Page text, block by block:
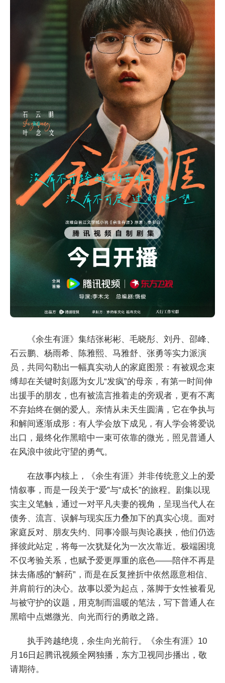
《余生有涯》集结张彬彬、毛晓彤、刘丹、邵峰、
石云鹏、杨雨希、陈雅熙、马雅舒、张勇等实力派演
员，共同勾勒出一幅真实动人的家庭图景：有被观念束
缚却在关键时刻愿为女儿“发疯”的母亲，有第一时间伸
出援手的朋友，也有被流言推着走的旁观者，更有不离
不弃始终在侧的爱人。亲情从未天生圆满，它在争执与
和解间逐渐成形：有人学会放下成见，有人学会将爱说
出口，最终化作黑暗中一束可依靠的微光，照见普通人
在风浪中彼此守望的勇气。
在故事内核上，《余生有涯》并非传统意义上的爱
情叙事，而是一段关于“爱”与“成长”的旅程。剧集以现
实主义笔触，通过一对平凡夫妻的视角，呈现当代人在
债务、流言、误解与现实压力叠加下的真实心境。面对
家庭反对、朋友失约、同事冷眼与舆论裹挟，他们仍选
择彼此站定，将每一次犹疑化为一次次靠近。极端困境
不仅考验关系，也赋予爱更厚重的底色——陪伴不再是
抹去痛感的“解药”，而是在反复挫折中依然愿意相信、
并肩前行的决心。故事以爱为起点，落脚于女性被看见
与被守护的议题，用克制而温暖的笔法，写下普通人在
黑暗中点燃微光、向光而行的勇敢之路。
执手跨越绝境，余生向光前行。《余生有涯》10
月16日起腾讯视频全网独播，东方卫视同步播出，敬
请期待。